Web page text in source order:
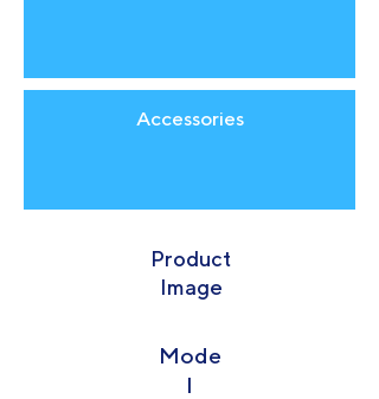
Accessories
Product
Image
Mode
l